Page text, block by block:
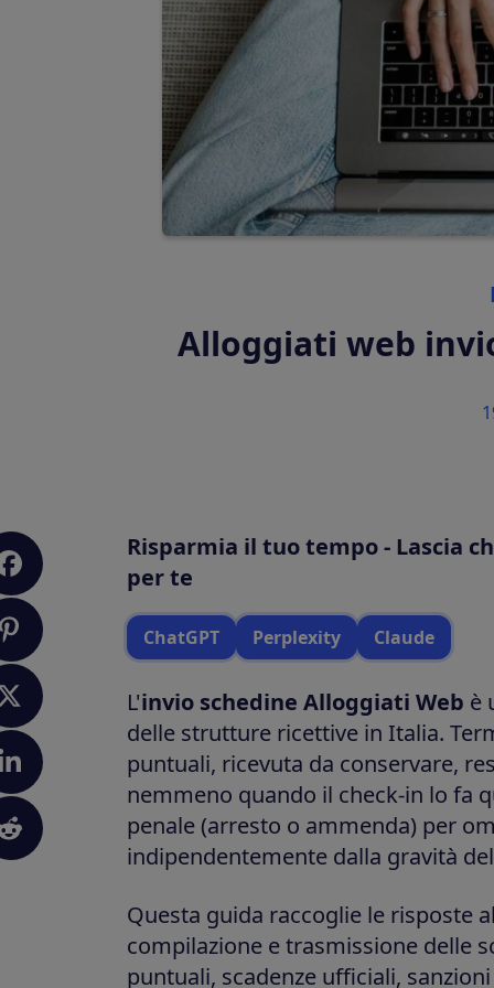
Guida Digitale per gli Ospiti
Condividi informazioni importanti
durante il check-in online
Unified Inbox
Rispondi istantaneamente ai
messaggi degli ospiti con l’IA
Alloggiati web
Risparmia il tuo tempo - Lascia
per te
ChatGPT Perplexity Claude
L'invio schedine Alloggiati Web è
delle strutture ricettive in Italia.
puntuali, ricevuta da conservare,
nemmeno quando il check-in lo fa
penale (arresto o ammenda) per
indipendentemente dalla gravità
Questa guida raccoglie le risposte
compilazione e trasmissione delle
puntuali, scadenze ufficiali,